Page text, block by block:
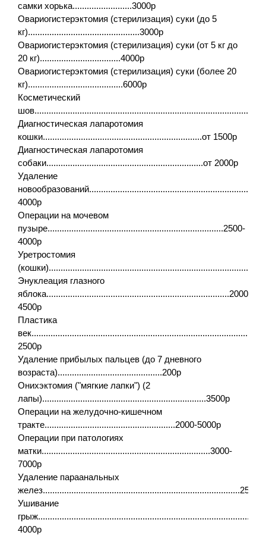
самки хорька.........................3000р
Овариогистерэктомия (стерилизация) суки (до 5
кг)...............................................3000р
Овариогистерэктомия (стерилизация) суки (от 5 кг до
20 кг)..................................4000р
Овариогистерэктомия (стерилизация) суки (более 20
кг)........................................6000р
Косметический
Диагностическая лапаротомия
кошки...................................................................от 1500р
Диагностическая лапаротомия
собаки..................................................................от 2000р
Удаление
4000р
Операции на мочевом
пузыре..........................................................................2500-
4000р
Уретростомия
Энуклеация глазного
яблока.............................................................................2000-
4500р
Пластика
2500р
Удаление прибылых пальцев (до 7 дневного
возраста)............................................200р
Онихэктомия ("мягкие лапки") (2
лапы).....................................................................3500р
Операции на желудочно-кишечном
тракте.......................................................2000-5000р
Операции при патологиях
матки.......................................................................3000-
7000р
Удаление параанальных
желез...................................................................................2500р
Ушивание
4000р